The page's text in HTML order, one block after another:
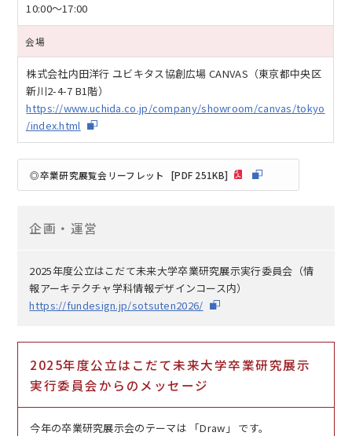
10:00～17:00
会場
株式会社内田洋行 ユビキタス協創広場 CANVAS（東京都中央区
新川2-4-7 B1階）
https://www.uchida.co.jp/company/showroom/canvas/tokyo
/index.html
◎卒業研究展覧会リーフレット [PDF 251KB]
企画・運営
2025年度公立はこだて未来大学卒業研究展示実行委員会（情
報アーキテクチャ学科情報デザインコース内）
https://fundesign.jp/sotsuten2026/
2025年度公立はこだて未来大学卒業研究展示
実行委員会からのメッセージ
今年の卒業研究展示会のテーマは 「Draw」 です。